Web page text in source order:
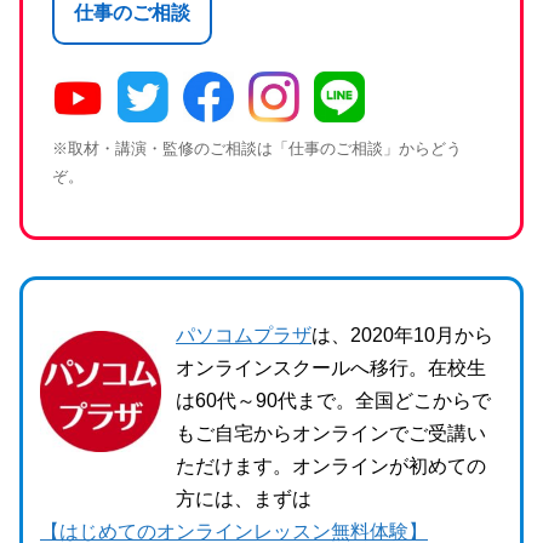
仕事のご相談
※取材・講演・監修のご相談は「仕事のご相談」からどう
ぞ。
パソコムプラザは、2020年10月から
オンラインスクールへ移行。在校生
は60代～90代まで。全国どこからで
もご自宅からオンラインでご受講い
ただけます。オンラインが初めての
方には、まずは
【はじめてのオンラインレッスン無料体験】